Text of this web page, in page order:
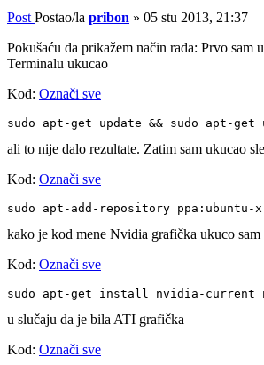
Post Postao/la pribon » 05 stu 2013, 21:37
Pokušaću da prikažem način rada: Prvo sam
Terminalu ukucao
Kod: Označi sve
sudo apt-get update && sudo apt-get
ali to nije dalo rezultate. Zatim sam ukucao
Kod: Označi sve
sudo apt-add-repository ppa:ubuntu-
kako je kod mene Nvidia grafička ukuco sam
Kod: Označi sve
sudo apt-get install nvidia-current
u slučaju da je bila ATI grafička
Kod: Označi sve